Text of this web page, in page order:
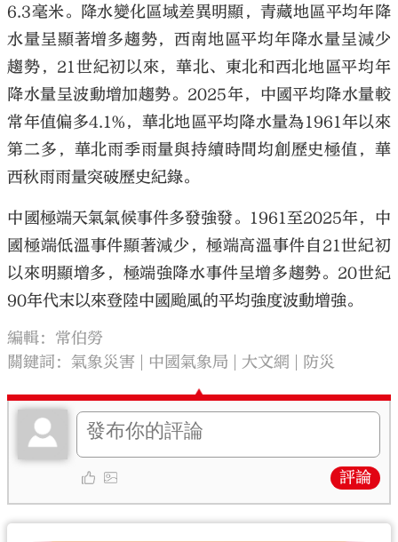
6.3毫米。降水變化區域差異明顯，青藏地區平均年降
水量呈顯著增多趨勢，西南地區平均年降水量呈減少
趨勢，21世紀初以來，華北、東北和西北地區平均年
降水量呈波動增加趨勢。2025年，中國平均降水量較
常年值偏多4.1%，華北地區平均降水量為1961年以來
第二多，華北雨季雨量與持續時間均創歷史極值，華
西秋雨雨量突破歷史紀錄。
中國極端天氣氣候事件多發強發。1961至2025年，中
國極端低溫事件顯著減少，極端高溫事件自21世紀初
以來明顯增多，極端強降水事件呈增多趨勢。20世紀
90年代末以來登陸中國颱風的平均強度波動增強。
編輯：常伯勞
關鍵詞：氣象災害 中國氣象局 大文網 防災
評論